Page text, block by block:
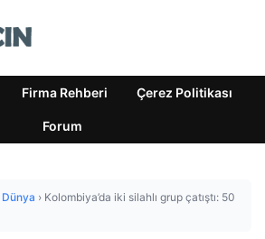
Firma Rehberi Çerez Politikası
Forum
Dünya › Kolombiya’da iki silahlı grup çatıştı: 50